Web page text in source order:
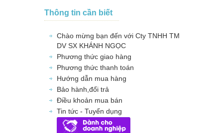
Thông tin cần biết
Chào mừng bạn đến với Cty TNHH TM
DV SX KHÁNH NGỌC
Phương thức giao hàng
Phương thức thanh toán
Hướng dẫn mua hàng
Bảo hành,đổi trả
Điều khoản mua bán
Tin tức - Tuyển dụng